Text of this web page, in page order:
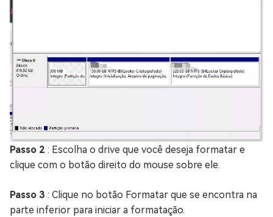
Passo 2 : Escolha o drive que você deseja formatar e
clique com o botão direito do mouse sobre ele.
Passo 3 : Clique no botão Formatar que se encontra na
parte inferior para iniciar a formatação.